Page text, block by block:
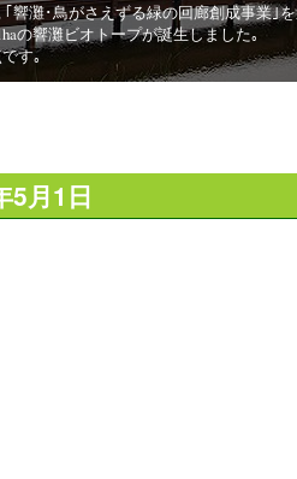
います｡その中核的な取組みと
廃棄
きた
ヒな
5月1日